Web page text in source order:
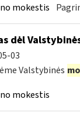
mokestis
dėl
03
Valstybinės
mokestis